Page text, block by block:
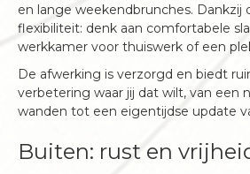
en lange weekendbrunches. Dankzij
flexibiliteit: denk aan comfortabele
werkkamer voor thuiswerk of een
De afwerking is verzorgd en biedt
verbetering waar jij dat wilt, van een
wanden tot een eigentijdse update
Buiten: rust en